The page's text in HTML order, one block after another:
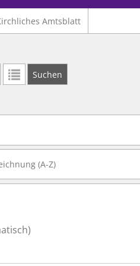
Amtsblatt
mit Platzhalter "*", Bsp.
Suchen
(A-Z)